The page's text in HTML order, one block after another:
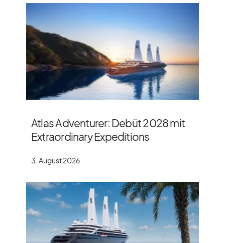
Atlas Adventurer: Debüt 2028 mit
Extraordinary Expeditions
3. August 2026